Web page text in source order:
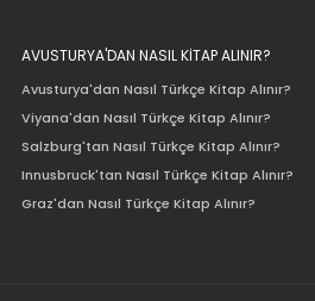
AVUSTURYA'DAN NASIL KİTAP ALINIR?
Avusturya'dan Nasıl Türkçe Kitap Alınır?
Viyana'dan Nasıl Türkçe Kitap Alınır?
Salzburg'tan Nasıl Türkçe Kitap Alınır?
Innusbruck'tan Nasıl Türkçe Kitap Alınır?
Graz'dan Nasıl Türkçe Kitap Alınır?